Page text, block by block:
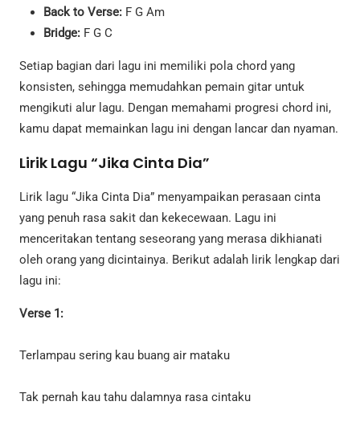
Back to Verse: F G Am
Bridge: F G C
Setiap bagian dari lagu ini memiliki pola chord yang
konsisten, sehingga memudahkan pemain gitar untuk
mengikuti alur lagu. Dengan memahami progresi chord ini,
kamu dapat memainkan lagu ini dengan lancar dan nyaman.
Lirik Lagu “Jika Cinta Dia”
Lirik lagu “Jika Cinta Dia” menyampaikan perasaan cinta
yang penuh rasa sakit dan kekecewaan. Lagu ini
menceritakan tentang seseorang yang merasa dikhianati
oleh orang yang dicintainya. Berikut adalah lirik lengkap dari
lagu ini:
Verse 1:
Terlampau sering kau buang air mataku
Tak pernah kau tahu dalamnya rasa cintaku